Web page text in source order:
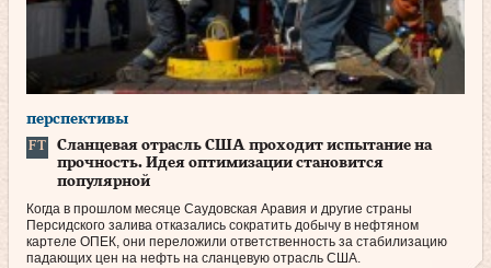
перспективы
Сланцевая отрасль США проходит испытание на
прочность. Идея оптимизации становится
популярной
Когда в прошлом месяце Саудовская Аравия и другие страны
Персидского залива отказались сократить добычу в нефтяном
картеле ОПЕК, они переложили ответственность за стабилизацию
падающих цен на нефть на сланцевую отрасль США.